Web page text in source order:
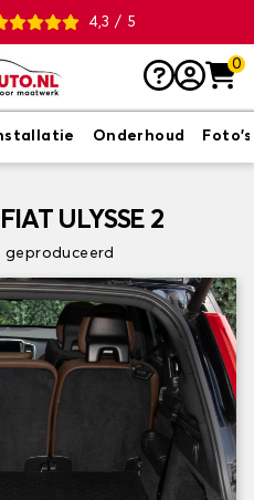
4,3 / 5
0
Onderhoud Foto's
ULYSSE 2
geproduceerd